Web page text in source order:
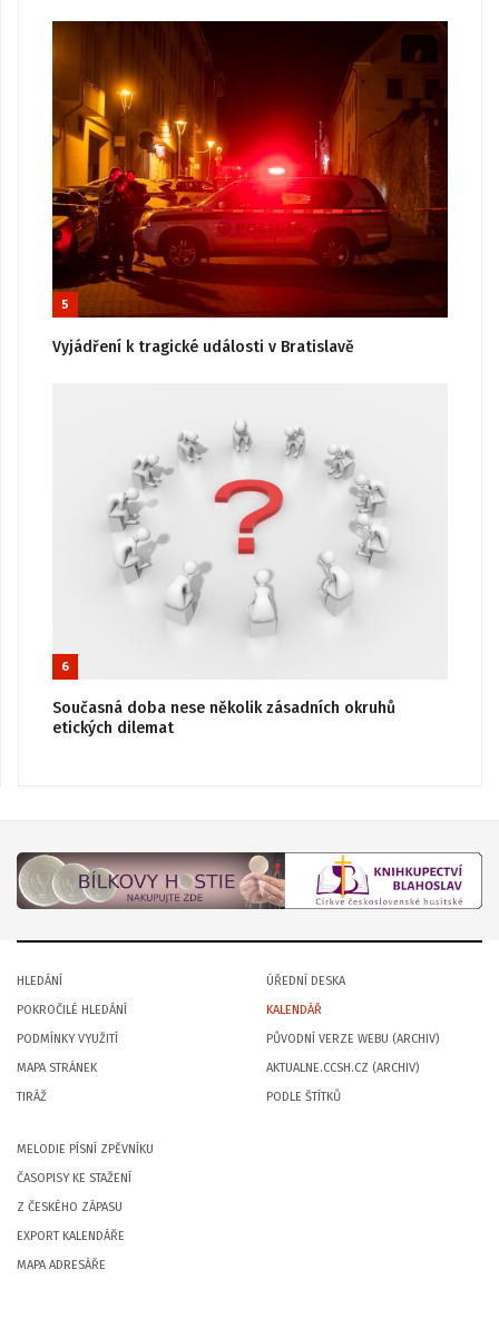
5
Vyjádření k tragické události v Bratislavě
6
Současná doba nese několik zásadních okruhů
etických dilemat
HLEDÁNÍ
POKROČILÉ HLEDÁNÍ
PODMÍNKY VYUŽITÍ
MAPA STRÁNEK
TIRÁŽ
ÚŘEDNÍ DESKA
KALENDÁŘ
PŮVODNÍ VERZE WEBU (ARCHIV)
AKTUALNE.CCSH.CZ (ARCHIV)
PODLE ŠTÍTKŮ
MELODIE PÍSNÍ ZPĚVNÍKU
ČASOPISY KE STAŽENÍ
Z ČESKÉHO ZÁPASU
EXPORT KALENDÁŘE
MAPA ADRESÁŘE